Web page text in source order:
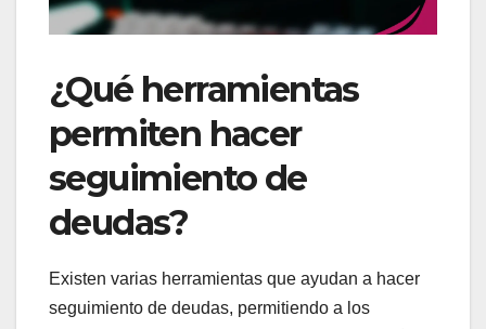
¿Qué herramientas
permiten hacer
seguimiento de
deudas?
Existen varias herramientas que ayudan a hacer
seguimiento de deudas, permitiendo a los